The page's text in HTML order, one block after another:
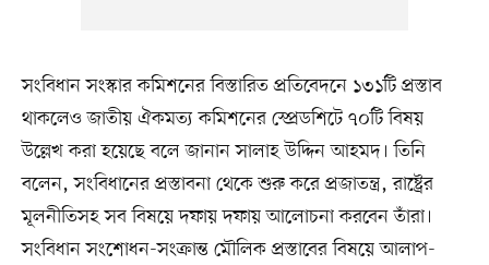
সংবিধান সংস্কার কমিশনের বিস্তারিত প্রতিবেদনে ১৩১টি প্রস্তাব
থাকলেও জাতীয় ঐকমত্য কমিশনের স্প্রেডশিটে ৭০টি বিষয়
উল্লেখ করা হয়েছে বলে জানান সালাহ উদ্দিন আহমদ। তিনি
বলেন, সংবিধানের প্রস্তাবনা থেকে শুরু করে প্রজাতন্ত্র, রাষ্ট্রের
মূলনীতিসহ সব বিষয়ে দফায় দফায় আলোচনা করবেন তাঁরা।
সংবিধান সংশোধন-সংক্রান্ত মৌলিক প্রস্তাবের বিষয়ে আলাপ-